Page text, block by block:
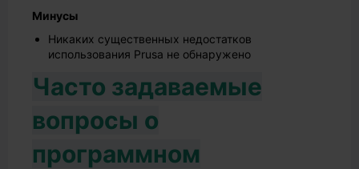
Минусы
Никаких существенных недостатков
использования Prusa не обнаружено
Часто задаваемые
вопросы о
программном